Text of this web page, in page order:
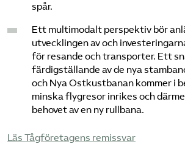
spår.
Ett multimodalt perspektiv bör
utvecklingen av och
för resande och transporter. Ett
färdigställande av de nya
och Nya Ostkustbanan kommer i
minska flygresor inrikes och
behovet av en ny rullbana.
Läs Tågföretagens remissvar